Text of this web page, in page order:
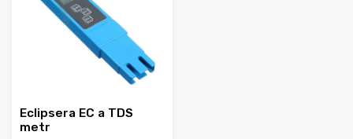
Abecedně
Eclipsera EC a TDS
metr